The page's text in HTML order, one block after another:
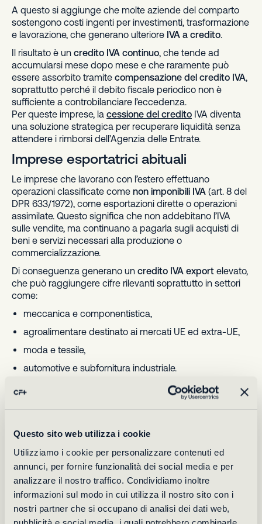
Questo sito web utilizza i cookie
Utilizziamo i cookie per personalizzare contenuti ed
annunci, per fornire funzionalità dei social media e per
analizzare il nostro traffico. Condividiamo inoltre
informazioni sul modo in cui utilizza il nostro sito con i
nostri partner che si occupano di analisi dei dati web,
pubblicità e social media, i quali potrebbero combinarle
A questo si aggiunge che molte aziende del comparto
sostengono costi ingenti per investimenti, trasformazione
e lavorazione, che generano ulteriore IVA a credito.
Il risultato è un credito IVA continuo, che tende ad
accumularsi mese dopo mese e che raramente può
essere assorbito tramite compensazione del credito IVA,
soprattutto perché il debito fiscale periodico non è
sufficiente a controbilanciare l’eccedenza.
Per queste imprese, la cessione del credito IVA diventa
una soluzione strategica per recuperare liquidità senza
attendere i rimborsi dell’Agenzia delle Entrate.
Imprese esportatrici abituali
Le imprese che lavorano con l’estero effettuano
operazioni classificate come non imponibili IVA (art. 8 del
DPR 633/1972), come esportazioni dirette o operazioni
assimilate. Questo significa che non addebitano l’IVA
sulle vendite, ma continuano a pagarla sugli acquisti di
beni e servizi necessari alla produzione o
commercializzazione.
Di conseguenza generano un credito IVA export elevato,
che può raggiungere cifre rilevanti soprattutto in settori
come:
meccanica e componentistica,
agroalimentare destinato ai mercati UE ed extra-UE,
moda e tessile,
automotive e subfornitura industriale.
Il problema è che questo credito, pur essendo certo e
documentato, è difficile da smaltire tramite
compensazione, perché l’impresa non genera un
Anche in questo caso, la cessione del credito IVA
permette di migliorare la liquidità e finanziare ordini, fiere,
export e investimenti.
Aziende soggette a split payment
Le imprese che lavorano con la Pubblica
Amministrazione (PA), con società partecipate o con enti